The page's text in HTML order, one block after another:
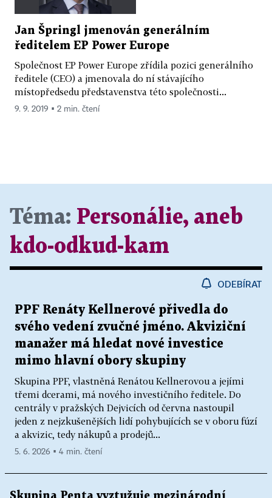
Jan Špringl jmenován generálním
ředitelem EP Power Europe
Společnost EP Power Europe zřídila pozici generálního
ředitele (CEO) a jmenovala do ní stávajícího
místopředsedu představenstva této společnosti...
9. 9. 2019 ▪ 2 min. čtení
Téma: Personálie, aneb
kdo-odkud-kam
ODEBÍRAT
PPF Renáty Kellnerové přivedla do
svého vedení zvučné jméno. Akviziční
manažer má hledat nové investice
mimo hlavní obory skupiny
Skupina PPF, vlastněná Renátou Kellnerovou a jejími
třemi dcerami, má nového investičního ředitele. Do
centrály v pražských Dejvicích od června nastoupil
jeden z nejzkušenějších lidí pohybujících se v oboru fúzí
a akvizic, tedy nákupů a prodejů...
5. 6. 2026 ▪ 4 min. čtení